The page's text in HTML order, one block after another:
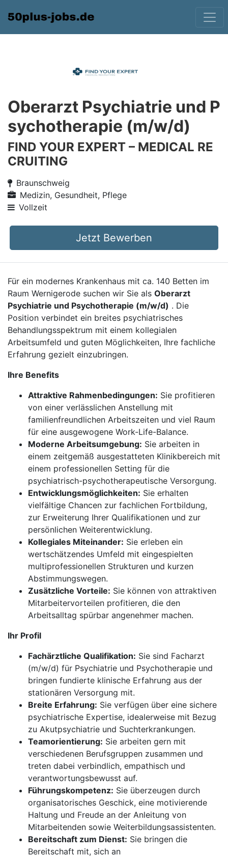
Oberarzt Psychiatrie und P
sychotherapie (m/w/d)
FIND YOUR EXPERT – MEDICAL RE
CRUITING
Braunschweig
Medizin, Gesundheit, Pflege
Vollzeit
Jetzt Bewerben
Für ein modernes Krankenhaus mit ca. 140 Betten im
Raum Wernigerode suchen wir Sie als Oberarzt
Psychiatrie und Psychotherapie (m/w/d) . Die
Position verbindet ein breites psychiatrisches
Behandlungsspektrum mit einem kollegialen
Arbeitsumfeld und guten Möglichkeiten, Ihre fachliche
Erfahrung gezielt einzubringen.
Ihre Benefits
Attraktive Rahmenbedingungen: Sie profitieren
von einer verlässlichen Anstellung mit
familienfreundlichen Arbeitszeiten und viel Raum
für eine ausgewogene Work-Life-Balance.
Moderne Arbeitsumgebung: Sie arbeiten in
einem zeitgemäß ausgestatteten Klinikbereich mit
einem professionellen Setting für die
psychiatrisch-psychotherapeutische Versorgung.
Entwicklungsmöglichkeiten: Sie erhalten
vielfältige Chancen zur fachlichen Fortbildung,
zur Erweiterung Ihrer Qualifikationen und zur
persönlichen Weiterentwicklung.
Kollegiales Miteinander: Sie erleben ein
wertschätzendes Umfeld mit eingespielten
multiprofessionellen Strukturen und kurzen
Abstimmungswegen.
Zusätzliche Vorteile: Sie können von attraktiven
Mitarbeitervorteilen profitieren, die den
Arbeitsalltag spürbar angenehmer machen.
Ihr Profil
Fachärztliche Qualifikation: Sie sind Facharzt
(m/w/d) für Psychiatrie und Psychotherapie und
bringen fundierte klinische Erfahrung aus der
stationären Versorgung mit.
Breite Erfahrung: Sie verfügen über eine sichere
psychiatrische Expertise, idealerweise mit Bezug
zu Akutpsychiatrie und Suchterkrankungen.
Teamorientierung: Sie arbeiten gern mit
verschiedenen Berufsgruppen zusammen und
treten dabei verbindlich, empathisch und
verantwortungsbewusst auf.
Führungskompetenz: Sie überzeugen durch
organisatorisches Geschick, eine motivierende
Haltung und Freude an der Anleitung von
Mitarbeitenden sowie Weiterbildungsassistenten.
Bereitschaft zum Dienst: Sie bringen die
Bereitschaft mit, sich an